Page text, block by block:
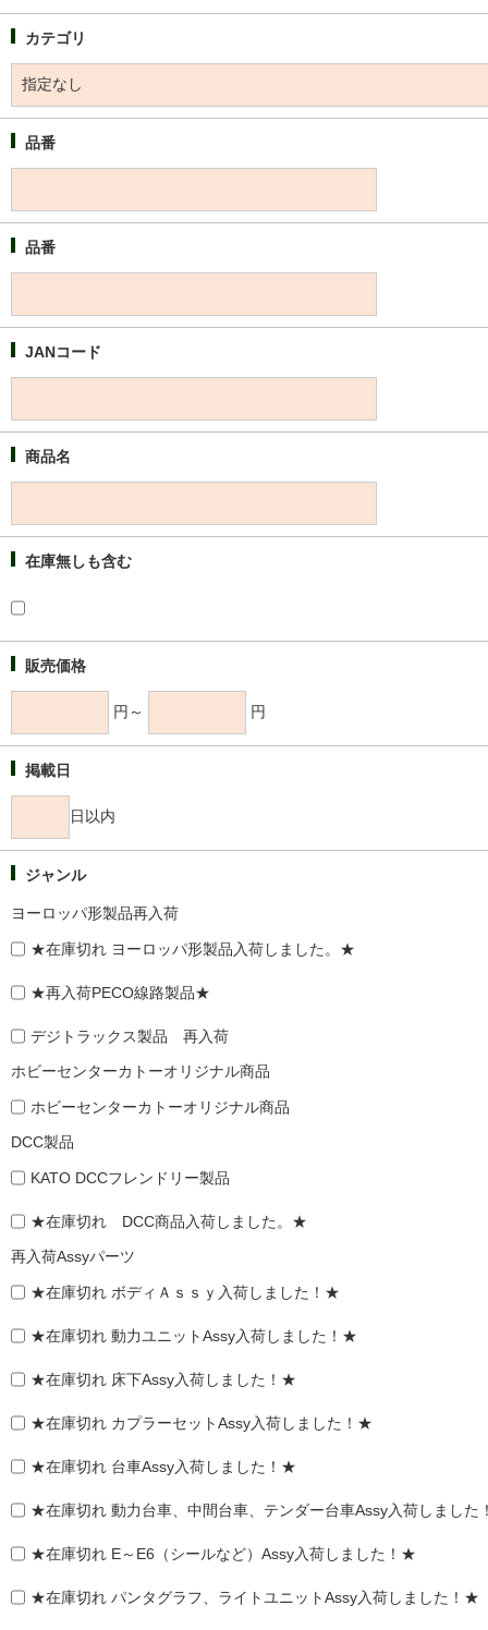
カテゴリ
品番
品番
JANコード
商品名
在庫無しも含む
販売価格
円～ 円
掲載日
日以内
ジャンル
ヨーロッパ形製品再入荷
★在庫切れ ヨーロッパ形製品入荷しました。★
★再入荷PECO線路製品★
デジトラックス製品 再入荷
ホビーセンターカトーオリジナル商品
ホビーセンターカトーオリジナル商品
DCC製品
KATO DCCフレンドリー製品
★在庫切れ DCC商品入荷しました。★
再入荷Assyパーツ
★在庫切れ ボディＡｓｓｙ入荷しました！★
★在庫切れ 動力ユニットAssy入荷しました！★
★在庫切れ 床下Assy入荷しました！★
★在庫切れ カプラーセットAssy入荷しました！★
★在庫切れ 台車Assy入荷しました！★
★在庫切れ 動力台車、中間台車、テンダー台車Assy入荷しまし
★在庫切れ E～E6（シールなど）Assy入荷しました！★
★在庫切れ パンタグラフ、ライトユニットAssy入荷しました！★